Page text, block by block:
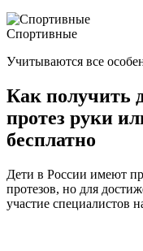
Спортивные
Учитываются все
Как получить
протез руки
бесплатно
Дети в России имеют
протезов, но для
участие специалистов